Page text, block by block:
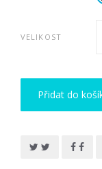
VELIKOST
Přidat do